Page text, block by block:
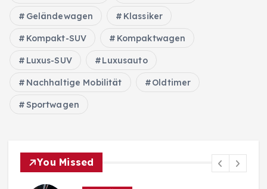
Geländewagen Klassiker
Kompakt-SUV Kompaktwagen
Luxus-SUV Luxusauto
Nachhaltige Mobilität Oldtimer
Sportwagen
You Missed